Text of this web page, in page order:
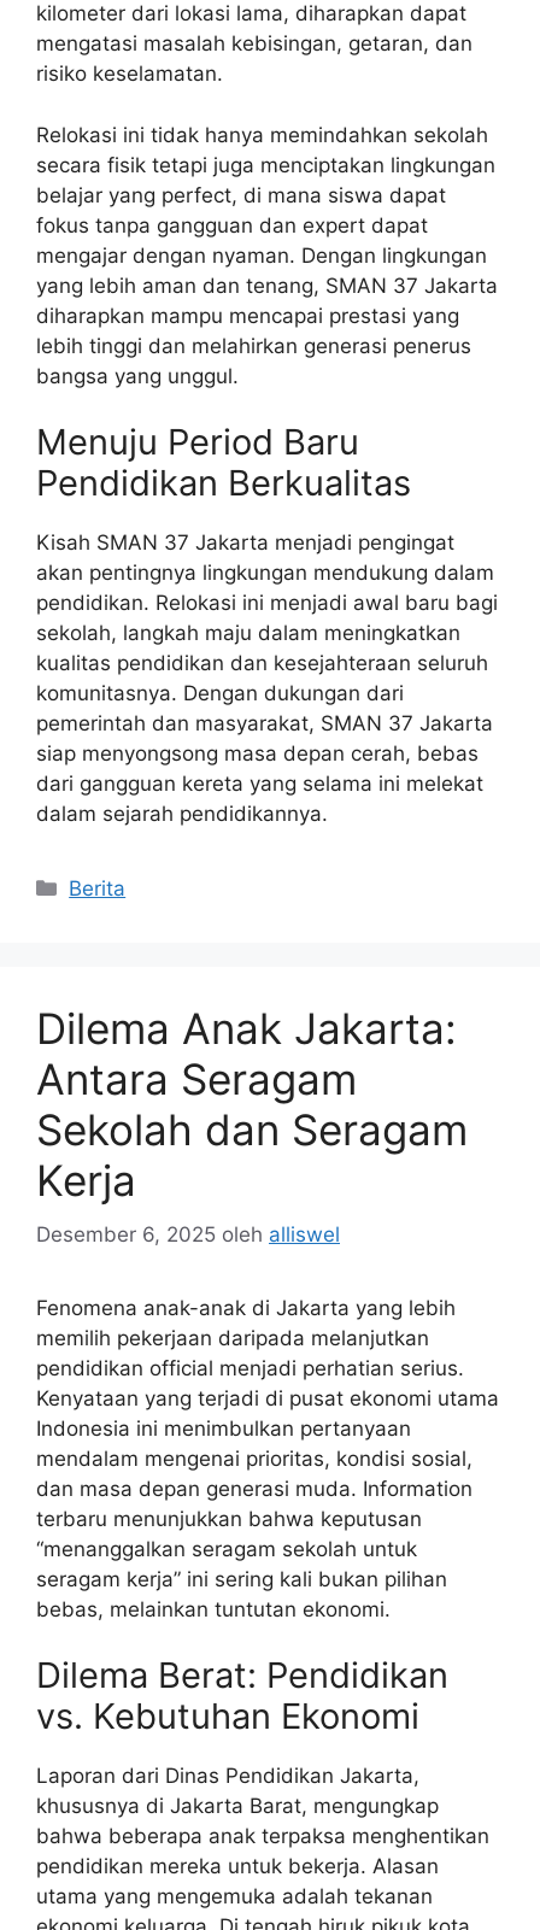
kilometer dari lokasi lama, diharapkan dapat
mengatasi masalah kebisingan, getaran, dan
risiko keselamatan.
Relokasi ini tidak hanya memindahkan sekolah
secara fisik tetapi juga menciptakan lingkungan
belajar yang perfect, di mana siswa dapat
fokus tanpa gangguan dan expert dapat
mengajar dengan nyaman. Dengan lingkungan
yang lebih aman dan tenang, SMAN 37 Jakarta
diharapkan mampu mencapai prestasi yang
lebih tinggi dan melahirkan generasi penerus
bangsa yang unggul.
Menuju Period Baru
Pendidikan Berkualitas
Kisah SMAN 37 Jakarta menjadi pengingat
akan pentingnya lingkungan mendukung dalam
pendidikan. Relokasi ini menjadi awal baru bagi
sekolah, langkah maju dalam meningkatkan
kualitas pendidikan dan kesejahteraan seluruh
komunitasnya. Dengan dukungan dari
pemerintah dan masyarakat, SMAN 37 Jakarta
siap menyongsong masa depan cerah, bebas
dari gangguan kereta yang selama ini melekat
dalam sejarah pendidikannya.
Kategori
Berita
Dilema Anak Jakarta:
Antara Seragam
Sekolah dan Seragam
Kerja
Desember 6, 2025 oleh alliswel
Fenomena anak-anak di Jakarta yang lebih
memilih pekerjaan daripada melanjutkan
pendidikan official menjadi perhatian serius.
Kenyataan yang terjadi di pusat ekonomi utama
Indonesia ini menimbulkan pertanyaan
mendalam mengenai prioritas, kondisi sosial,
dan masa depan generasi muda. Information
terbaru menunjukkan bahwa keputusan
“menanggalkan seragam sekolah untuk
seragam kerja” ini sering kali bukan pilihan
bebas, melainkan tuntutan ekonomi.
Dilema Berat: Pendidikan
vs. Kebutuhan Ekonomi
Laporan dari Dinas Pendidikan Jakarta,
khususnya di Jakarta Barat, mengungkap
bahwa beberapa anak terpaksa menghentikan
pendidikan mereka untuk bekerja. Alasan
utama yang mengemuka adalah tekanan